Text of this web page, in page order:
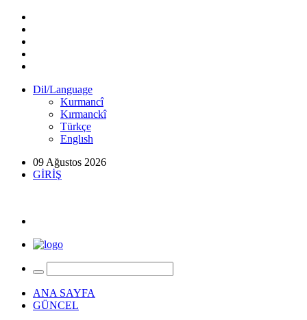
Dil/Language
Kurmancî
Kırmanckî
Türkçe
Englısh
09 Ağustos 2026
GİRİŞ
ANA SAYFA
GÜNCEL